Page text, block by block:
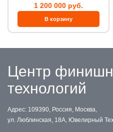
1 200 000 руб.
Центр
технологий
Адрес: 109390, Россия, Москва,
ул. Люблинская, 18А, Ювелирный